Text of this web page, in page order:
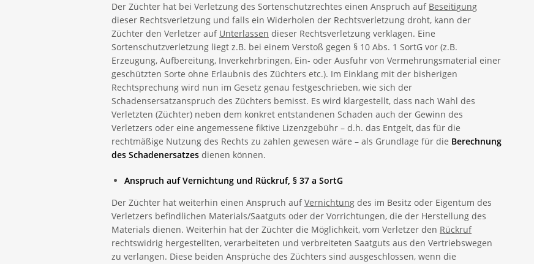
Der Züchter hat bei Verletzung des Sortenschutzrechtes einen Anspruch auf Beseitigung
dieser Rechtsverletzung und falls ein Widerholen der Rechtsverletzung droht, kann der
Züchter den Verletzer auf Unterlassen dieser Rechtsverletzung verklagen. Eine
Sortenschutzverletzung liegt z.B. bei einem Verstoß gegen § 10 Abs. 1 SortG vor (z.B.
Erzeugung, Aufbereitung, Inverkehrbringen, Ein- oder Ausfuhr von Vermehrungsmaterial einer
geschützten Sorte ohne Erlaubnis des Züchters etc.). Im Einklang mit der bisherigen
Rechtsprechung wird nun im Gesetz genau festgeschrieben, wie sich der
Schadensersatzanspruch des Züchters bemisst. Es wird klargestellt, dass nach Wahl des
Verletzten (Züchter) neben dem konkret entstandenen Schaden auch der Gewinn des
Verletzers oder eine angemessene fiktive Lizenzgebühr – d.h. das Entgelt, das für die
rechtmäßige Nutzung des Rechts zu zahlen gewesen wäre – als Grundlage für die Berechnung
des Schadenersatzes dienen können.
Anspruch auf Vernichtung und Rückruf, § 37 a SortG
Der Züchter hat weiterhin einen Anspruch aufVernichtung des im Besitz oder Eigentum des
Verletzers befindlichen Materials/Saatguts oder der Vorrichtungen, die der Herstellung des
Materials dienen. Weiterhin hat der Züchter die Möglichkeit, vom Verletzer den Rückruf
rechtswidrig hergestellten, verarbeiteten und verbreiteten Saatguts aus den Vertriebswegen
zu verlangen. Diese beiden Ansprüche des Züchters sind ausgeschlossen, wenn die